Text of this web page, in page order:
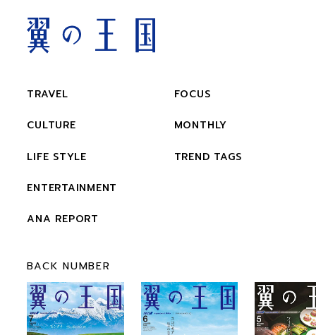
TRAVEL
CULTURE
LIFE STYLE
ENTERTAINMENT
ANA REPORT
FOCUS
MONTHLY
TREND TAGS
BACK NUMBER